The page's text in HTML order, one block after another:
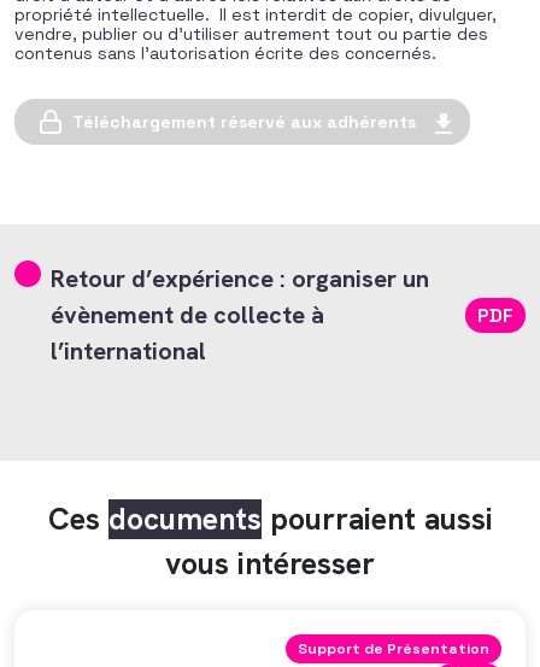
propriété intellectuelle. Il est interdit de copier, divulguer,
vendre, publier ou d’utiliser autrement tout ou partie des
contenus sans l’autorisation écrite des concernés.
Téléchargement réservé aux adhérents
Retour d’expérience : organiser un
évènement de collecte à
l’international
PDF
Ces documents pourraient aussi
vous intéresser
Support de Présentation